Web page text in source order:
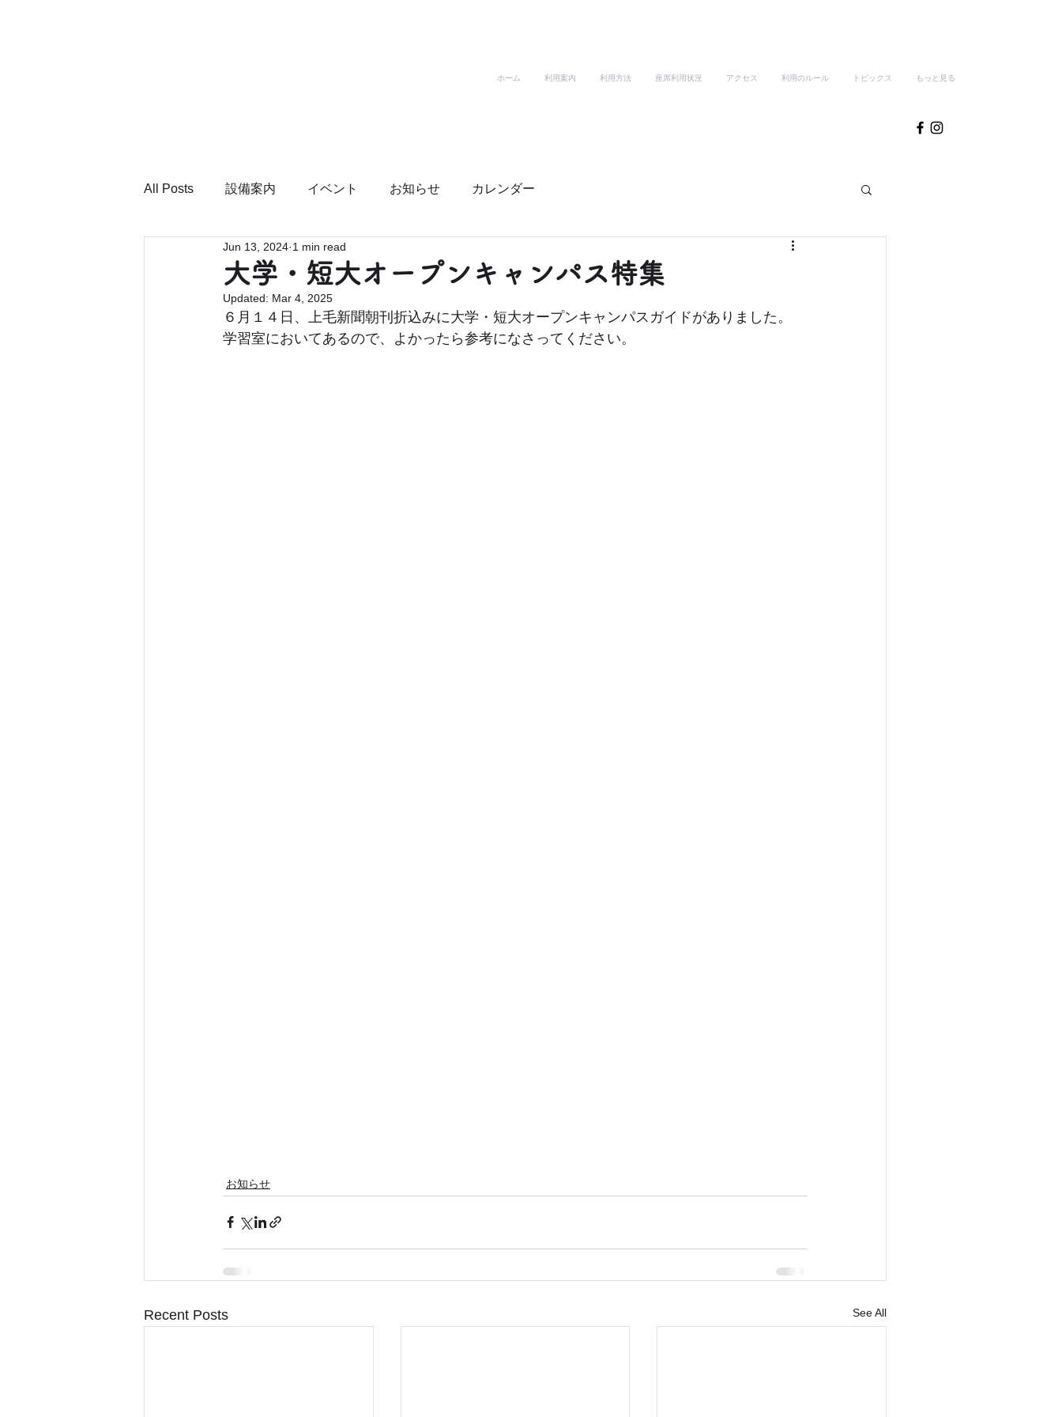
ホーム 利用案内 利用方法 座席利用状況 アクセス 利用のルール トピックス もっと見る
All Posts 設備案内 イベント お知らせ カレンダー
大学・短大オープンキャンパス特集
Jun 13, 2024 1 min read
Updated: Mar 4, 2025
６月１４日、上毛新聞朝刊折込みに大学・短大オープンキャンパスガイドがありました。
学習室においてあるので、よかったら参考になさってください。
お知らせ
Recent Posts See All